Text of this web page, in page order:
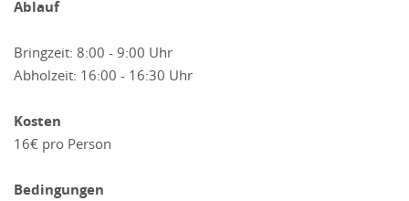
Ablauf
Bringzeit: 8:00 - 9:00 Uhr
Abholzeit: 16:00 - 16:30 Uhr
Kosten
16€ pro Person
Bedingungen